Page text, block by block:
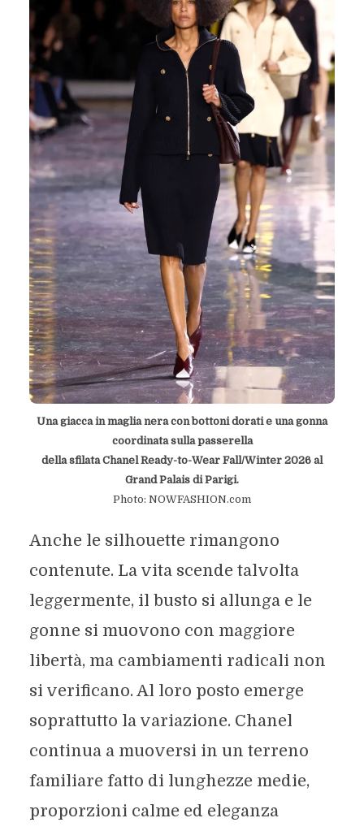
Una giacca in maglia nera con bottoni dorati e una gonna
coordinata sulla passerella
della sfilata Chanel Ready-to-Wear Fall/Winter 2026 al
Grand Palais di Parigi.
Photo: NOWFASHION.com
Anche le silhouette rimangono
contenute. La vita scende talvolta
leggermente, il busto si allunga e le
gonne si muovono con maggiore
libertà, ma cambiamenti radicali non
si verificano. Al loro posto emerge
soprattutto la variazione. Chanel
continua a muoversi in un terreno
familiare fatto di lunghezze medie,
proporzioni calme ed eleganza